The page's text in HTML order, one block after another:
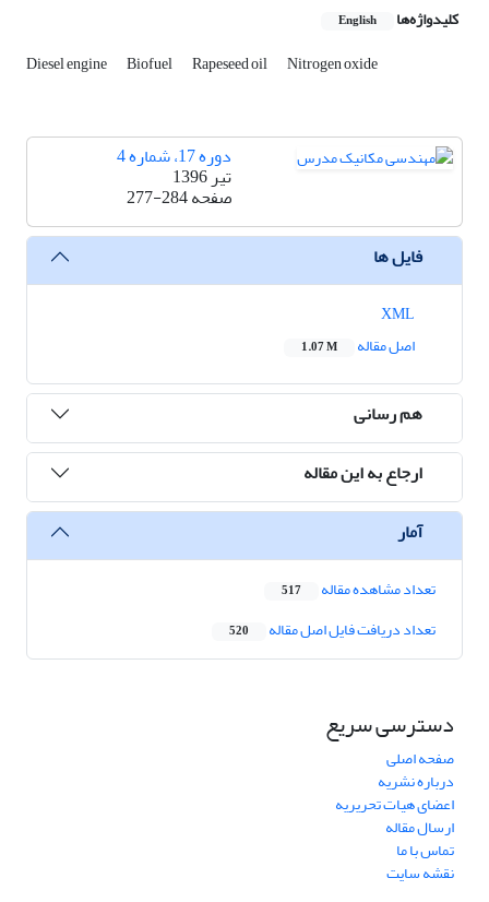
کلیدواژه‌ها English
Diesel engine Biofuel Rapeseed oil Nitrogen oxide
دوره 17، شماره 4
تیر 1396
صفحه277-284
فایل ها
اصل مقاله
1.07 M
هم رسانی
ارجاع به این مقاله
آمار
تعداد مشاهده مقاله 517
تعداد دریافت فایل اصل مقاله 520
دسترسی سریع
صفحه اصلی
درباره نشریه
اعضای هیات تحریریه
ارسال مقاله
تماس با ما
نقشه سایت